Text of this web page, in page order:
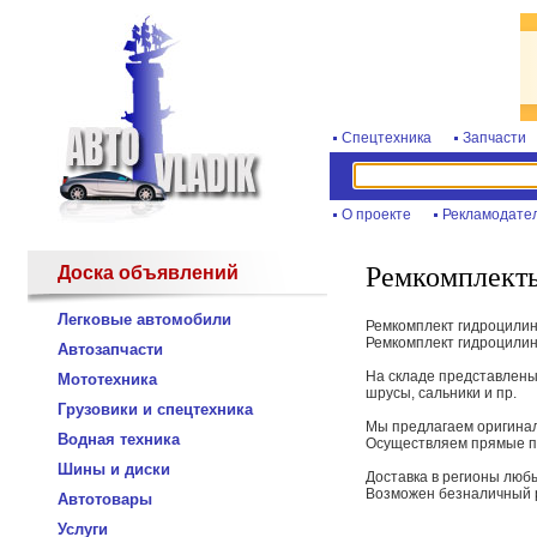
Спецтехника Запчасти
О проекте
Доска объявлений
Легковые автомобили
Автозапчасти
Мототехника
Грузовики и спецтехника
Водная техника
Шины и диски
Автотовары
Услуги
Ремкомплект
Ремкомплект
На складе
шрусы, сальники и пр.
Мы предлагаем
Осуществляем прямые
Доставка в регионы
Возможен безналичный